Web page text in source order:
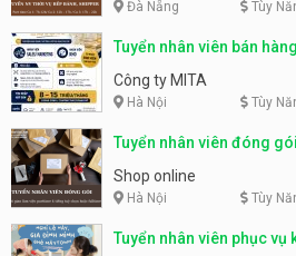
Đà Nẵng Tùy
Tuyển nhân viên bán
parttime, fulltime
Công ty MITA
Hà Nội Tùy
Tuyển nhân viên đóng
Shop online
Hà Nội Tùy
Tuyển nhân viên phục